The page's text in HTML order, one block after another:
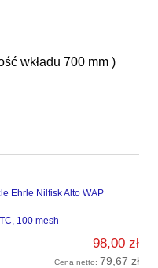
wkładu 700 mm )
Ehrle Nilfisk Alto WAP
100 mesh
98,00 zł
Cena netto: 79,67 zł